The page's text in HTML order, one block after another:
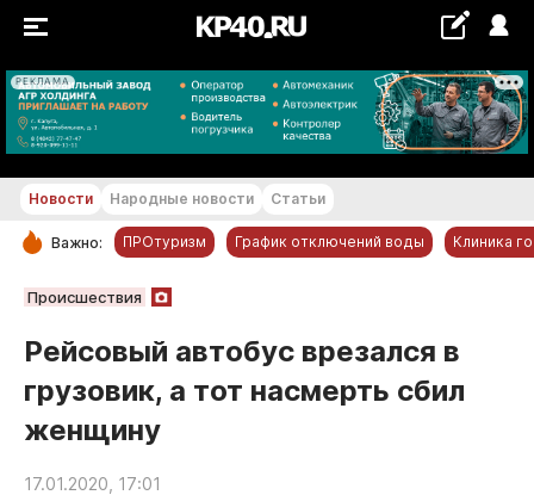
РЕКЛАМА
+17...+18 °С
РУБРИКИ
Обнинск
Статьи
Народные новости
Авто и транспорт
Новости Народные новости Статьи
Важно: ПРОтуризм График отключений воды Клиника
Происшествия
Рейсовый автобус врезался в
грузовик, а тот насмерть сбил
женщину
17.01.2020, 17:01